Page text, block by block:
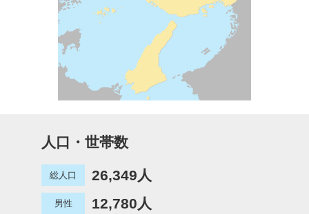
人口・世帯数
総人口 26,349人
男性 12,780人